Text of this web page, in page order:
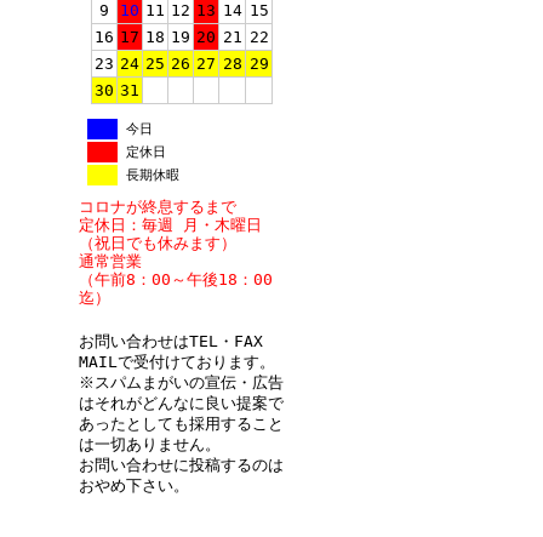
9
10 11 12 13 14 15
16 17 18 19 20 21 22
23 24 25 26 27 28 29
30 31
今日
定休日
長期休暇
コロナが終息するまで
定休日：毎週 月・木曜日
（祝日でも休みます）
通常営業
（午前8：00～午後18：00
迄）
お問い合わせはTEL・FAX
MAILで受付けております。
※スパムまがいの宣伝・広告
はそれがどんなに良い提案で
あったとしても採用すること
は一切ありません。
お問い合わせに投稿するのは
おやめ下さい。